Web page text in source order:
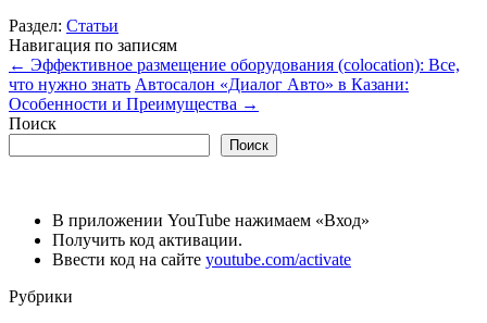
Раздел: Статьи
Навигация по записям
← Эффективное размещение оборудования (colocation): Все,
что нужно знать Автосалон «Диалог Авто» в Казани:
Особенности и Преимущества →
Поиск
Поиск
В приложении YouTube нажимаем «Вход»
Получить код активации.
Ввести код на сайте youtube.com/activate
Рубрики